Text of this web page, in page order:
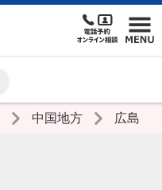
中国地方 広島